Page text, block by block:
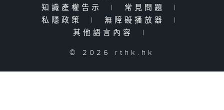
知識產權告示
| 常見問題
|
私隱政策
| 無障礙播放器
|
其他語言內容
|
© 2026 rthk.hk